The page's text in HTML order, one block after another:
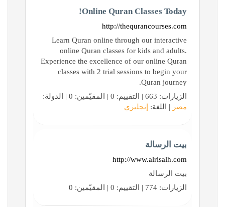
Online Quran Classes Today!
http://thequrancourses.com
Learn Quran online through our interactive
online Quran classes for kids and adults.
Experience the excellence of our online Quran
classes with 2 trial sessions to begin your
Quran journey.
الزيارات: 663 | التقييم: 0 | المقيّمين: 0 | الدولة:
مصر | اللغة: إنجليزي
بيت الرسالة
http://www.alrisalh.com
بيت الرسالة
الزيارات: 774 | التقييم: 0 | المقيّمين: 0